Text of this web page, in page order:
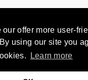
our offer more user-
using our site you
Learn more